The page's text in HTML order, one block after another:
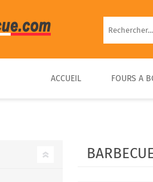
ACCUEIL FOURS A
&
PRÊT À UTILISER